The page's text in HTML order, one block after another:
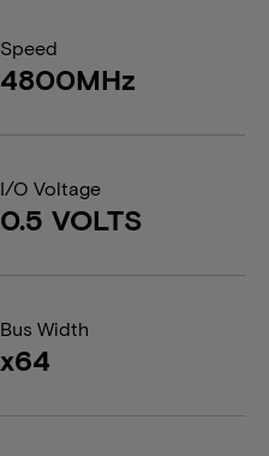
Speed
4800MHz
I/O Voltage
0.5 VOLTS
Bus Width
x64